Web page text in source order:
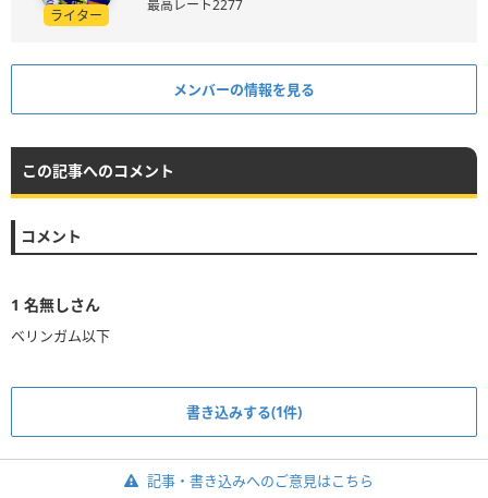
ライター
最高レート2277
メンバーの情報を見る
この記事へのコメント
コメント
1 名無しさん
ベリンガム以下
書き込みする(1件)
記事・書き込みへのご意見はこちら